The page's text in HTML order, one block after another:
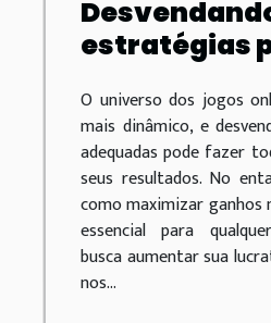
estratégias
jogo de
O universo dos jogos
mais dinâmico, e
adequadas pode fazer
seus resultados. No
como maximizar ganhos
essencial para
busca aumentar sua
nos...